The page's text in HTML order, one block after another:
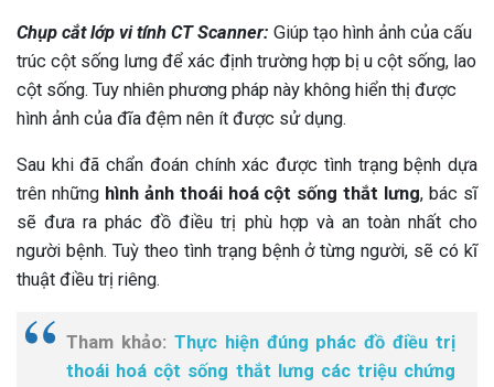
Chụp cắt lớp vi tính CT Scanner: Giúp tạo hình ảnh của cấu
trúc cột sống lưng để xác định trường hợp bị u cột sống, lao
cột sống. Tuy nhiên phương pháp này không hiển thị được
hình ảnh của đĩa đệm nên ít được sử dụng.
Sau khi đã chẩn đoán chính xác được tình trạng bệnh dựa
trên những hình ảnh thoái hoá cột sống thắt lưng, bác sĩ
sẽ đưa ra phác đồ điều trị phù hợp và an toàn nhất cho
người bệnh. Tuỳ theo tình trạng bệnh ở từng người, sẽ có kĩ
thuật điều trị riêng.
Tham khảo: Thực hiện đúng phác đồ điều trị
thoái hoá cột sống thắt lưng các triệu chứng